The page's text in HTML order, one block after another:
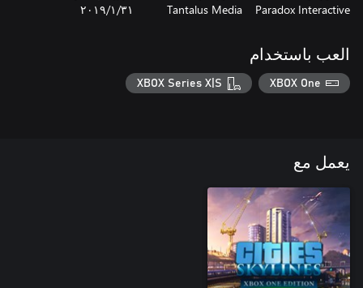
Paradox Interactive
Tantalus Media ٣١‏/١‏/٢٠١٩
العب باستخدام
XBOX One
XBOX Series X|S
يعمل مع